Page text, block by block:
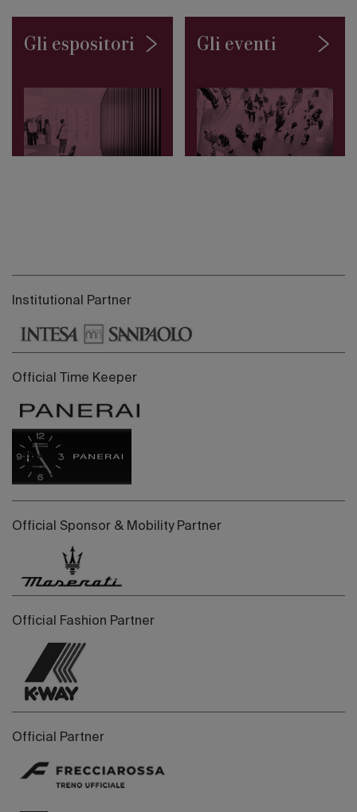
Gli eventi
Gli espositori
Institutional Partner
Official Time Keeper
Official Sponsor & Mobility Partner
Official Fashion Partner
Official Partner